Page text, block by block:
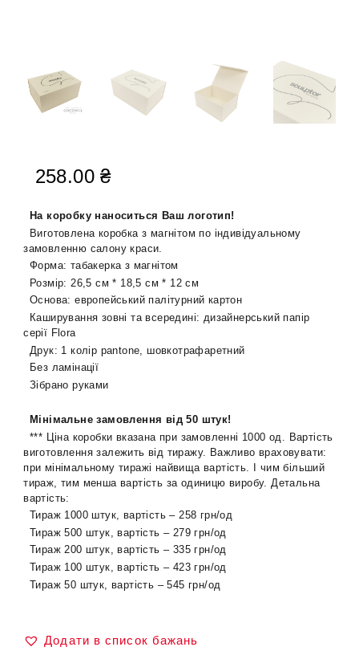
258.00₴
На коробку наноситься Ваш логотип!
Виготовлена коробка з магнітом по індивідуальному
замовленню салону краси.
Форма: табакерка з магнітом
Розмір: 26,5 см * 18,5 см * 12 см
Основа: европейський палітурний картон
Каширування зовні та всередині: дизайнерський папір
серії Flora
Друк: 1 колір pantone, шовкотрафаретний
Без ламінації
Зібрано руками
Мінімальне замовлення від 50 штук!
*** Ціна коробки вказана при замовленні 1000 од. Вартість
виготовлення залежить від тиражу. Важливо враховувати:
при мінімальному тиражі найвища вартість. І чим більший
тираж, тим менша вартість за одиницю виробу. Детальна
вартість:
Тираж 1000 штук, вартість – 258 грн/од
Тираж 500 штук, вартість – 279 грн/од
Тираж 200 штук, вартість – 335 грн/од
Тираж 100 штук, вартість – 423 грн/од
Тираж 50 штук, вартість – 545 грн/од
Додати в список бажань